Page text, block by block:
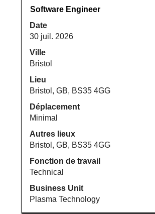
Titre
Software Engineer
Date
30 juil. 2026
Ville
Bristol
Lieu
Bristol, GB, BS35 4GG
Déplacement
Minimal
Autres lieux
Bristol, GB, BS35 4GG
Fonction de travail
Technical
Business Unit
Plasma Technology
Sélectionnez
avec
la
barre
d’espacement
pour
afficher
tout
contenu
des
informations
d’emploi.